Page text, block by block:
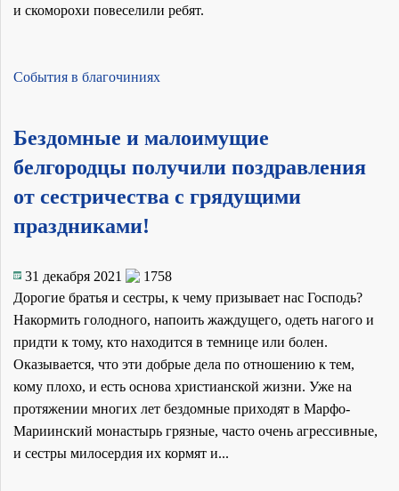
и скоморохи повеселили ребят.
События в благочиниях
Бездомные и малоимущие
белгородцы получили поздравления
от сестричества с грядущими
праздниками!
31 декабря 2021
1758
Дорогие братья и сестры, к чему призывает нас Господь?
Накормить голодного, напоить жаждущего, одеть нагого и
придти к тому, кто находится в темнице или болен.
Оказывается, что эти добрые дела по отношению к тем,
кому плохо, и есть основа христианской жизни. Уже на
протяжении многих лет бездомные приходят в Марфо-
Мариинский монастырь грязные, часто очень агрессивные,
и сестры милосердия их кормят и...